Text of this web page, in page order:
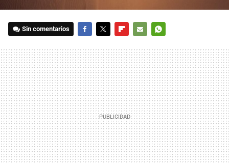
Sin comentarios
MAIL